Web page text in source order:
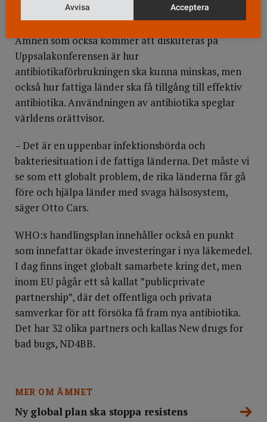
och ordförande i konferensens kommitté.
Ämnen som också kommer att diskuteras på
Uppsalakonferensen är hur
antibiotikaförbrukningen ska kunna minskas, men
också hur fattiga länder ska få tillgång till effektiv
antibiotika. Användningen av antibiotika speglar
världens orättvisor.
– Det är en uppenbar infektionsbörda och
bakteriesituation i de fattiga länderna. Det måste vi
se som ett globalt problem, de rika länderna får gå
före och hjälpa länder med svaga hälsosystem,
säger Otto Cars.
WHO:s handlingsplan innehåller också en punkt
som innefattar ökade investeringar i nya läkemedel.
I dag finns inget globalt samarbete kring det, men
inom EU pågår ett så kallat ”publicprivate
partnership”, där det offentliga och privata
samverkar för att försöka få fram nya antibiotika.
Det har 32 olika partners och kallas New drugs for
bad bugs, ND4BB.
MER OM ÄMNET
Ny global plan ska stoppa resistens
Avvisa Acceptera